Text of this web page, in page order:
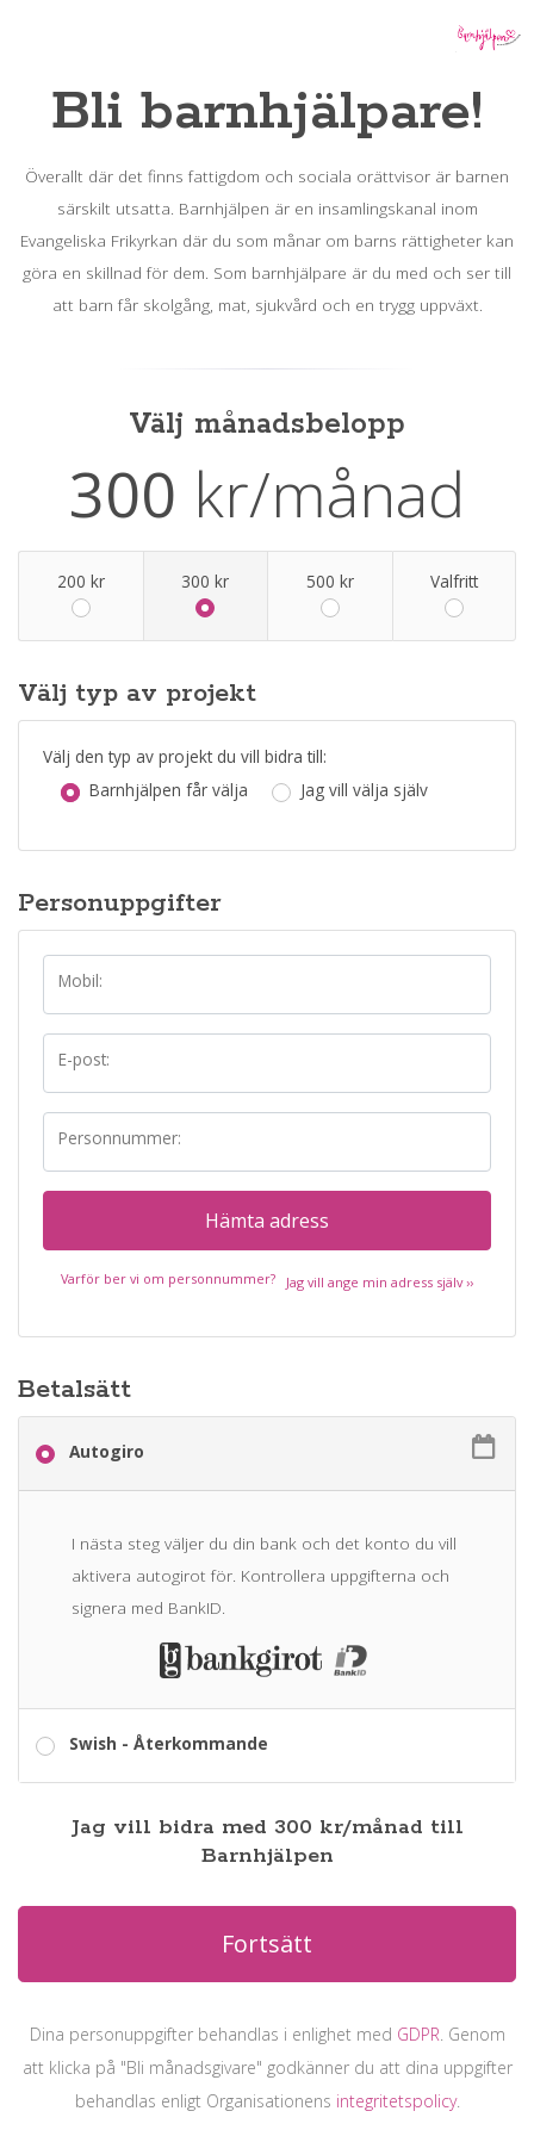
Bli barnhjälpare!
Överallt där det finns fattigdom och sociala orättvisor är barnen
särskilt utsatta. Barnhjälpen är en insamlingskanal inom
Evangeliska Frikyrkan där du som månar om barns rättigheter kan
göra en skillnad för dem. Som barnhjälpare är du med och ser till
att barn får skolgång, mat, sjukvård och en trygg uppväxt.
Välj månadsbelopp
300 kr/månad
200 kr 300 kr 500 kr Valfritt
Välj typ av projekt
Välj den typ av projekt du vill bidra till:
Barnhjälpen får välja
Jag vill välja själv
Personuppgifter
Mobil:
E-post:
Personnummer:
Hämta adress
Varför ber vi om personnummer? Jag vill ange min adress själv ››
Betalsätt
Autogiro
I nästa steg väljer du din bank och det konto du vill
aktivera autogirot för. Kontrollera uppgifterna och
signera med BankID.
Swish - Återkommande
Jag vill bidra med 300 kr/månad till
Barnhjälpen
Fortsätt
Dina personuppgifter behandlas i enlighet med GDPR. Genom
att klicka på "Bli månadsgivare" godkänner du att dina uppgifter
behandlas enligt Organisationens integritetspolicy.